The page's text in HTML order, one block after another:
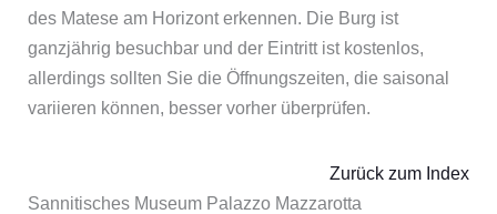
des Matese am Horizont erkennen. Die Burg ist
ganzjährig besuchbar und der Eintritt ist kostenlos,
allerdings sollten Sie die Öffnungszeiten, die saisonal
variieren können, besser vorher überprüfen.
Sannitisches Museum Palazzo Mazzarotta
Zurück zum Index